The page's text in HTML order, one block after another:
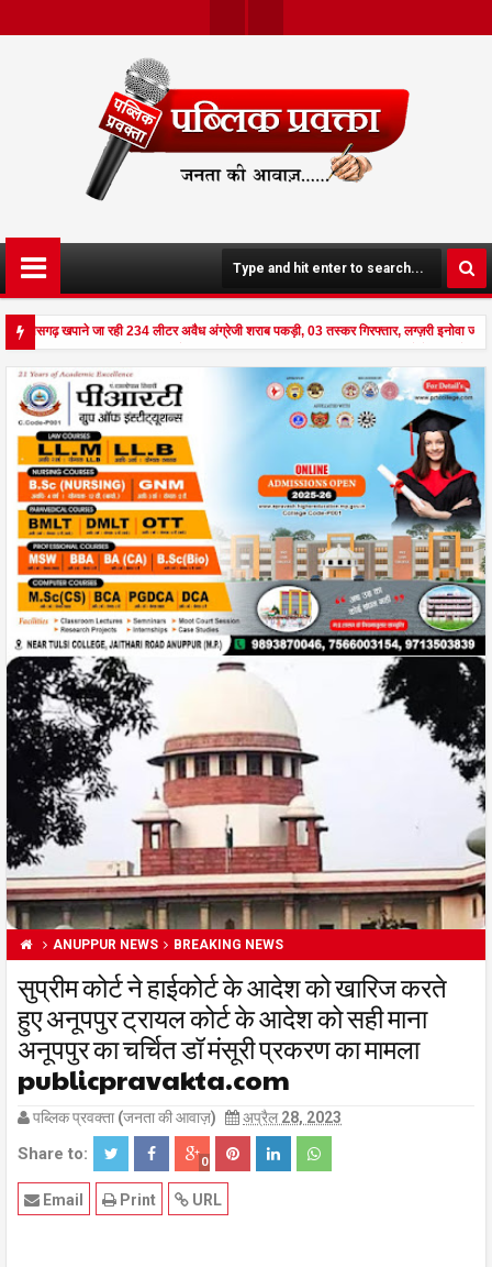
Ter
Boo
K
खपाने जा रही 234 लीटर अवैध अंग्रेजी शराब पकड़ी, 03 तस्कर गिरफ्तार, लग्ज़री इनोवा
दहला अनूपपुर - घर पर किसान व नौकरानी का मिला रक्तरंजित शव, पत्नी गंभीर घायल में मेडिकल रेफर
ANUPPUR NEWS BREAKING NEWS
सुप्रीम कोर्ट ने हाईकोर्ट के आदेश को खारिज करते
हुए अनूपपुर ट्रायल कोर्ट के आदेश को सही माना
अनूपपुर का चर्चित डॉ मंसूरी प्रकरण का मामला
publicpravakta.com
पब्लिक प्रवक्ता (जनता की आवाज़) अप्रैल 28, 2023
Share to: 0
URL
Print
Email